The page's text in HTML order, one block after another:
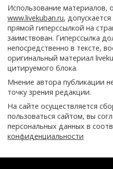
Использование материалов,
www.livekuban.ru,
прямой гиперссылкой на
заимствован. Гиперссылка
непосредственно в тексте,
оригинальный материал
цитируемого блока.
Мнение автора публикации
точку зрения редакции.
На сайте осуществляется
пользоваться сайтом, вы
персональных данных в
конфиденциальности